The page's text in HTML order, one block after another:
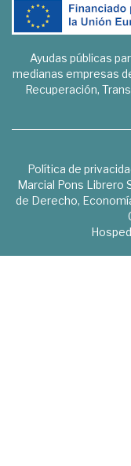
Ayudas públicas
medianas empresas
Recuperación,
Política de
Marcial Pons Librero
de Derecho,